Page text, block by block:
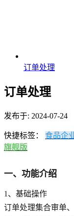
订单处理
订单处理
发布于: 2024-07-24
快捷标签： 食品企
旗舰版
一、功能介绍
1、基础操作
订单处理集合审单